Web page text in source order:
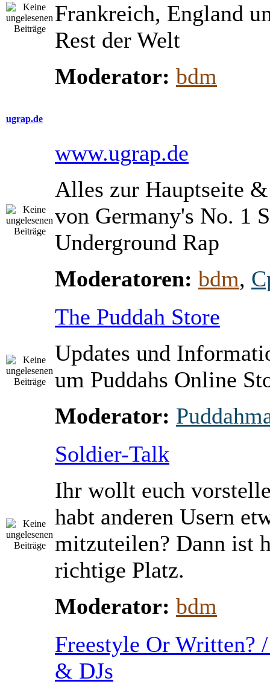
Frankreich, England
Rest der Welt
Moderator: bdm
ugrap.de
www.ugrap.de
Alles zur Hauptseite
von Germany's No. 1
Underground Rap
Moderatoren: bdm,
The Puddah Store
Updates und
um Puddahs Online
Moderator:
Soldier-Talk
Ihr wollt euch
habt anderen Usern
mitzuteilen? Dann ist
richtige Platz.
Moderator: bdm
Freestyle Or Written?
& DJs